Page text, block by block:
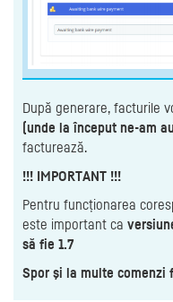
După generare, facturile
(unde la început ne-am
facturează.
!!! IMPORTANT !!!
Pentru funcționarea
este important ca
să fie 1.7
Spor şi la multe